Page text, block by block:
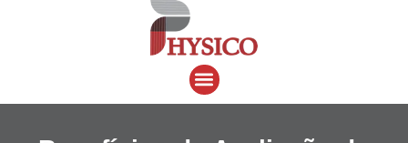
Menu